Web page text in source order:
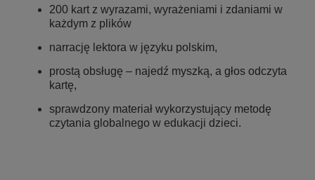
200 kart z wyrazami, wyrażeniami i zdaniami w
każdym z plików
narrację lektora w języku polskim,
prostą obsługę – najedź myszką, a głos odczyta
kartę,
sprawdzony materiał wykorzystujący metodę
czytania globalnego w edukacji dzieci.